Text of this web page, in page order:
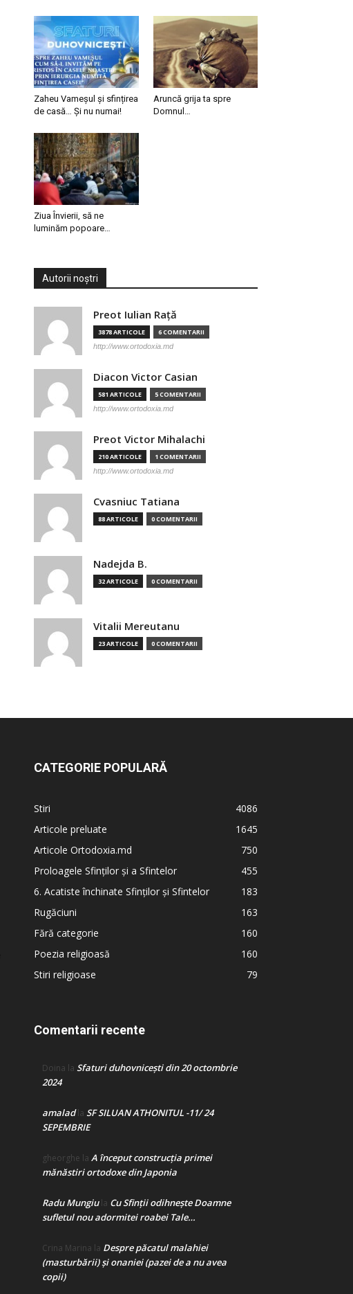
Zaheu Vameșul și sfințirea
de casă… Și nu numai!
Aruncă grija ta spre
Domnul…
Ziua Învierii, să ne
luminăm popoare…
Autorii noștri
Preot Iulian Raţă
3878 ARTICOLE 6 COMENTARII
http://www.ortodoxia.md
Diacon Victor Casian
581 ARTICOLE 5 COMENTARII
http://www.ortodoxia.md
Preot Victor Mihalachi
210 ARTICOLE 1 COMENTARII
http://www.ortodoxia.md
Cvasniuc Tatiana
88 ARTICOLE 0 COMENTARII
Nadejda B.
32 ARTICOLE 0 COMENTARII
Vitalii Mereutanu
23 ARTICOLE 0 COMENTARII
CATEGORIE POPULARĂ
Stiri
4086
Articole preluate
1645
Articole Ortodoxia.md
750
Proloagele Sfinților și a Sfintelor
455
6. Acatiste închinate Sfinților și Sfintelor
183
Rugăciuni
163
Fără categorie
160
Poezia religioasă
160
Stiri religioase
79
Comentarii recente
Doina la Sfaturi duhovnicești din 20 octombrie
2024
amaladla SF SILUAN ATHONITUL -11/ 24
SEPEMBRIE
gheorghe la A început construcţia primei
mănăstiri ortodoxe din Japonia
Radu Mungiula Cu Sfinții odihnește Doamne
sufletul nou adormitei roabei Tale…
Crina Marina la Despre păcatul malahiei
(masturbării) şi onaniei (pazei de a nu avea
copii)